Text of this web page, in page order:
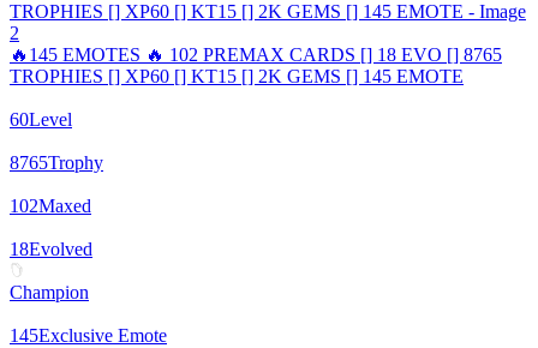
🔥145 EMOTES 🔥 102 PREMAX CARDS [] 18 EVO [] 8765
TROPHIES [] XP60 [] KT15 [] 2K GEMS [] 145 EMOTE
60Level
8765Trophy
102Maxed
18Evolved
Champion
145Exclusive Emote